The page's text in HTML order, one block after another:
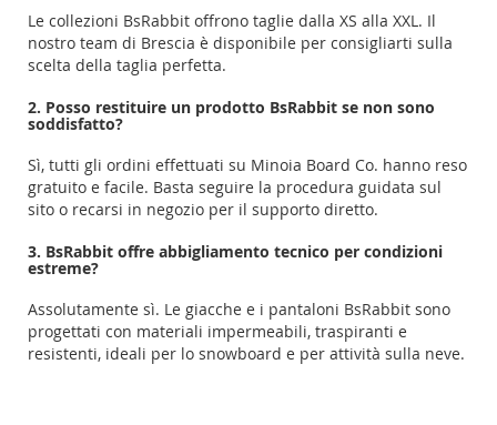
Le collezioni BsRabbit offrono taglie dalla XS alla XXL. Il
nostro team di Brescia è disponibile per consigliarti sulla
scelta della taglia perfetta.
2. Posso restituire un prodotto BsRabbit se non sono
soddisfatto?
Sì, tutti gli ordini effettuati su Minoia Board Co. hanno reso
gratuito e facile. Basta seguire la procedura guidata sul
sito o recarsi in negozio per il supporto diretto.
3. BsRabbit offre abbigliamento tecnico per condizioni
estreme?
Assolutamente sì. Le giacche e i pantaloni BsRabbit sono
progettati con materiali impermeabili, traspiranti e
resistenti, ideali per lo snowboard e per attività sulla neve.